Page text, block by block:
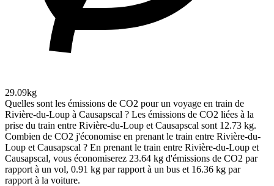
29.09kg
Quelles sont les émissions de CO2 pour un voyage en train de
Rivière-du-Loup à Causapscal ? Les émissions de CO2 liées à la
prise du train entre Rivière-du-Loup et Causapscal sont 12.73 kg.
Combien de CO2 j'économise en prenant le train entre Rivière-du-
Loup et Causapscal ? En prenant le train entre Rivière-du-Loup et
Causapscal, vous économiserez 23.64 kg d'émissions de CO2 par
rapport à un vol, 0.91 kg par rapport à un bus et 16.36 kg par
rapport à la voiture.